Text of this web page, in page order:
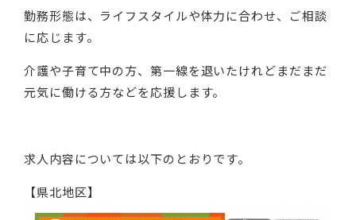
勤務形態は、ライフスタイルや体力に合わせ、ご相談
に応じます。
介護や子育て中の方、第一線を退いたけれどまだまだ
元気に働ける方などを応援します。
求人内容については以下のとおりです。
【県北地区】